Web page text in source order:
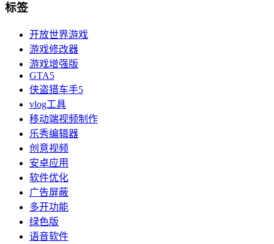
标签
开放世界游戏
游戏修改器
游戏增强版
GTA5
侠盗猎车手5
vlog工具
移动端视频制作
乐秀编辑器
创意视频
安卓应用
软件优化
广告屏蔽
多开功能
绿色版
语音软件